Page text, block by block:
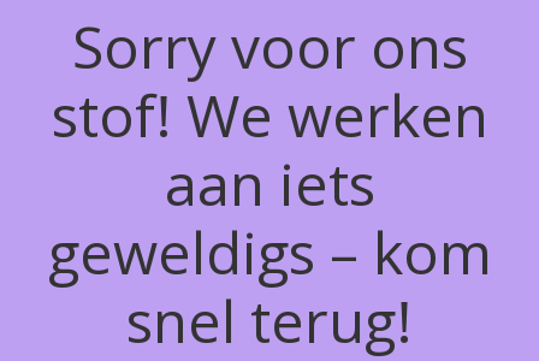
Sorry voor ons
stof! We werken
aan iets
geweldigs – kom
snel terug!